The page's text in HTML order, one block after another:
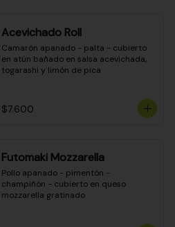
Acevichado Roll
Camarón apanado - palta - cubierto
en atún bañado en salsa acevichada,
togarashi y limón de pica
$7.600
Futomaki Mozzarella
Pollo apanado - pimentón -
champiñón - cubierto en queso
mozzarella gratinado